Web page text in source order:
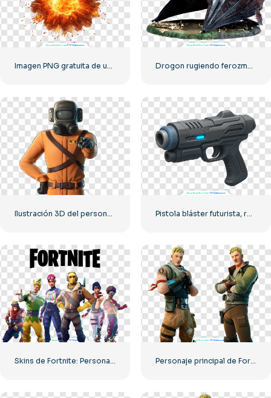
Imagen PNG gratuita de una explosión con fuego en su interior. Drogon rugiendo ferozmente de Juego de Tronos PNG gratis
Pistola bláster futurista, renderizado 3D, PNG gratuito
Personaje principal de Fortnite de pie en dos poses – Descarga PNG gratuita